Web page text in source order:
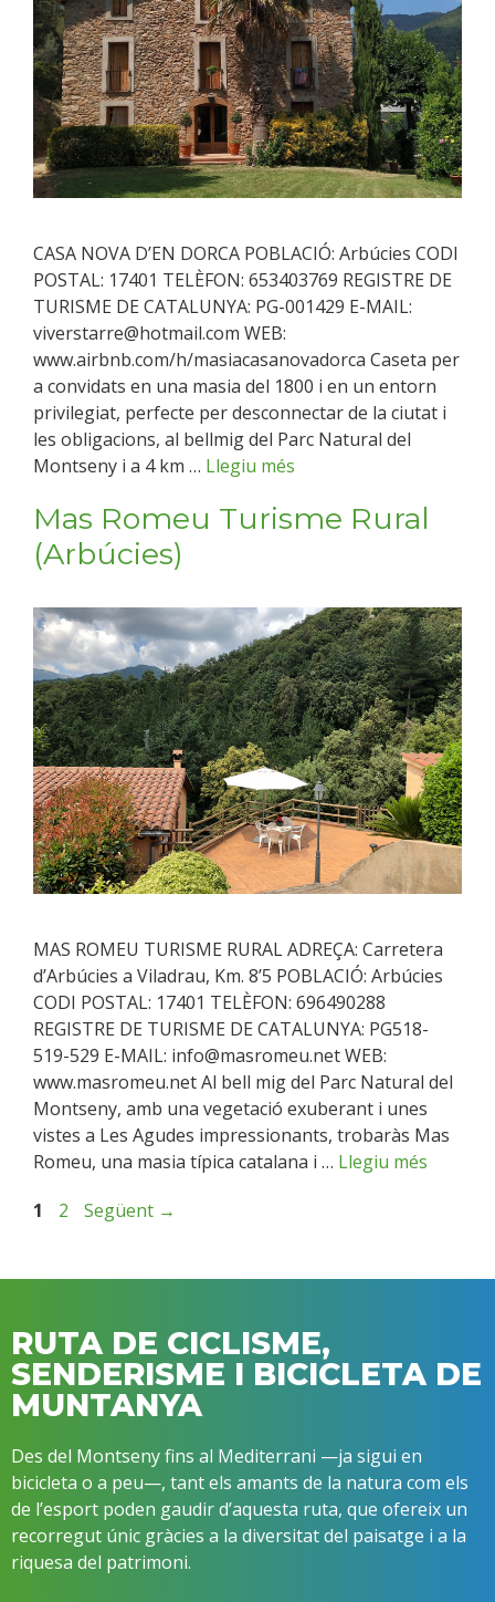
CASA NOVA D’EN DORCA POBLACIÓ: Arbúcies CODI
POSTAL: 17401 TELÈFON: 653403769 REGISTRE DE
TURISME DE CATALUNYA: PG-001429 E-MAIL:
viverstarre@hotmail.com WEB:
www.airbnb.com/h/masiacasanovadorca Caseta per
a convidats en una masia del 1800 i en un entorn
privilegiat, perfecte per desconnectar de la ciutat i
les obligacions, al bellmig del Parc Natural del
Montseny i a 4 km … Llegiu més
Mas Romeu Turisme Rural
(Arbúcies)
MAS ROMEU TURISME RURAL ADREÇA: Carretera
d’Arbúcies a Viladrau, Km. 8’5 POBLACIÓ: Arbúcies
CODI POSTAL: 17401 TELÈFON: 696490288
REGISTRE DE TURISME DE CATALUNYA: PG518-
519-529 E-MAIL: info@masromeu.net WEB:
www.masromeu.net Al bell mig del Parc Natural del
Montseny, amb una vegetació exuberant i unes
vistes a Les Agudes impressionants, trobaràs Mas
Romeu, una masia típica catalana i … Llegiu més
1
2 Següent →
RUTA DE CICLISME,
SENDERISME I BICICLETA DE
MUNTANYA
Des del Montseny fins al Mediterrani —ja sigui en
bicicleta o a peu—, tant els amants de la natura com els
de l’esport poden gaudir d’aquesta ruta, que ofereix un
recorregut únic gràcies a la diversitat del paisatge i a la
riquesa del patrimoni.